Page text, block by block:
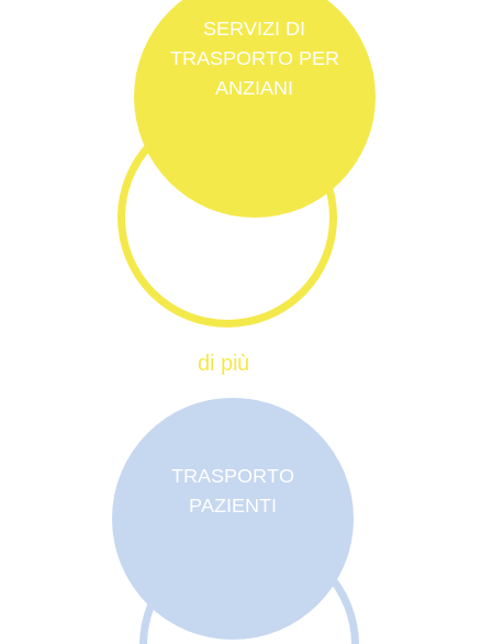
SERVIZI DI
TRASPORTO PER
ANZIANI
di più
TRASPORTO
PAZIENTI